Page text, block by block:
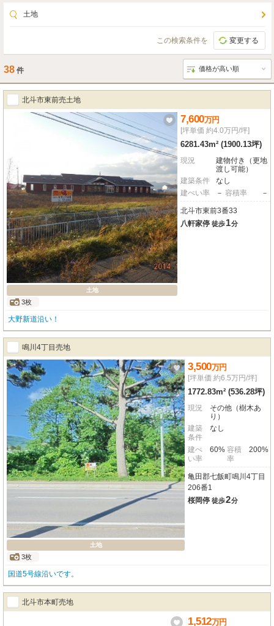
土地
この検索条件を 変更する
38 件
北斗市東前売土地
土地
3枚
7,600万円
[坪単価 約4.0万円/坪]
6281.43m² (1900.13坪)
現況
建物付き（更地
渡し可能）
建築条件
なし
建ぺい率
－ 容積率 －
北斗市東前3番33
八軒家停 徒歩1分
大野新道沿い！
鳴川4丁目売地
土地
3枚
3,500万円
[坪単価 約6.5万円/坪]
1772.83m² (536.28坪)
現況
その他（樹木あ
り）
建築
条件
なし
建ぺ
い率
60% 容積
率
200%
亀田郡七飯町鳴川4丁目
206番1
桜岡停 徒歩2分
国道5号線沿いです。
北斗市本町売地
1,512万円